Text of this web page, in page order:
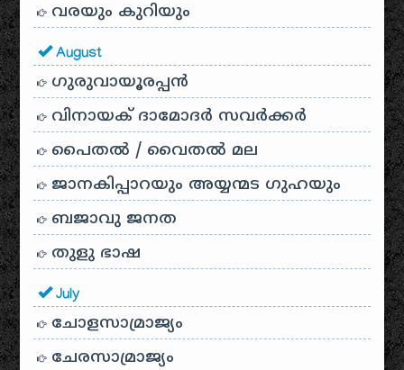
വരയും കുറിയും
August
ഗുരുവായൂരപ്പൻ
വിനായക് ദാമോദർ സവർക്കർ
പൈതൽ / വൈതൽ മല
ജാനകിപ്പാറയും അയ്യന്മട ഗുഹയും
ബജാവു ജനത
തുളു ഭാഷ
July
ചോളസാമ്രാജ്യം
ചേരസാമ്രാജ്യം